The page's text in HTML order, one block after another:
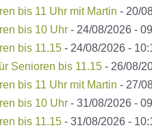
bis 11 Uhr mit Martin - 20/
bis 10 Uhr - 24/08/2026 -
bis 11.15 - 24/08/2026 -
Senioren bis 11.15 - 26/08/
bis 11 Uhr mit Martin - 27/
bis 10 Uhr - 31/08/2026 -
bis 11.15 - 31/08/2026 -